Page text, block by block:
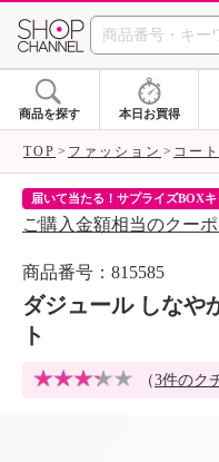
商品を探す 本日お買得
TOP ファッション コート
届いて当たる！サプライズBOX
ご購入金額相当のクー
商品番号：815585
ダジュール しなや
ト
（3件のク